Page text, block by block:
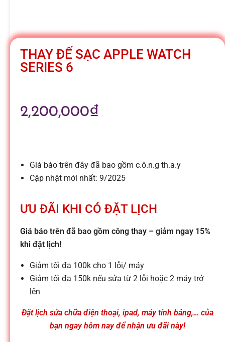
o
b
i
l
-
S
ử
a
c
h
THAY ĐẾ SẠC APPLE WATCH
SERIES 6
2,200,000₫
Giá báo trên đây đã bao gồm c.ô.n.g th.a.y
Cập nhật mới nhất: 9/2025
ƯU ĐÃI KHI CÓ ĐẶT LỊCH
Giá báo trên đã bao gồm công thay – giảm ngay 15%
khi đặt lịch!
Giảm tối đa 100k cho 1 lỗi/ máy
Giảm tối đa 150k nếu sửa từ 2 lỗi hoặc 2 máy trở
lên
Đặt lịch sửa chữa điện thoại, ipad, máy tính bảng,… của
bạn ngay hôm nay để nhận ưu đãi này!